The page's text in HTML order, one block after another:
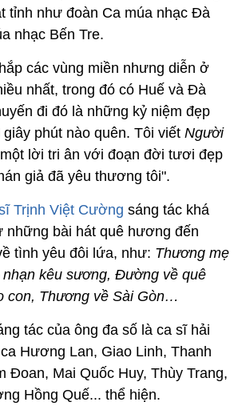
tỉnh như đoàn Ca múa nhạc Đà
nhạc Bến Tre.
các vùng miền nhưng diễn ở
nhất, trong đó có Huế và Đà
đi đó là những kỷ niệm đẹp
phút nào quên. Tôi viết Người
lời tri ân với đoạn đời tươi đẹp
giả đã yêu thương tôi".
Trịnh Việt Cường sáng tác khá
những bài hát quê hương đến
tình yêu đôi lứa, như: Thương mẹ
nhạn kêu sương, Đường về quê
con, Thương về Sài Gòn…
tác của ông đa số là ca sĩ hải
Hương Lan, Giao Linh, Thanh
Đoan, Mai Quốc Huy, Thùy Trang,
Hồng Quế... thể hiện.